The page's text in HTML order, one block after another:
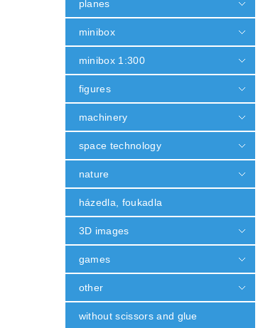
planes
minibox
minibox 1:300
figures
machinery
space technology
nature
házedla, foukadla
3D images
games
other
without scissors and glue